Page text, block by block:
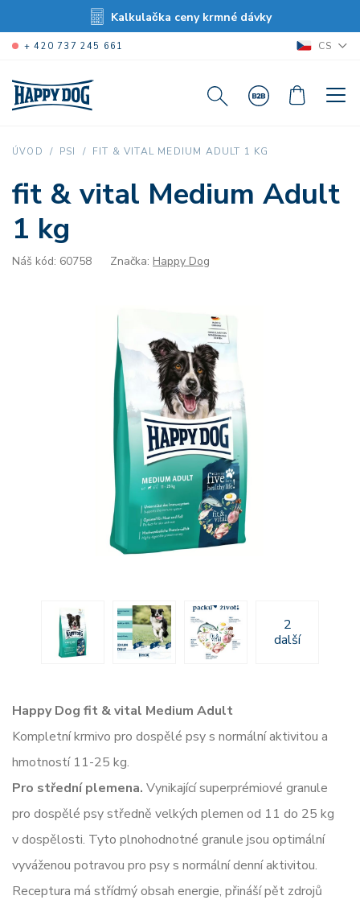
Kalkulačka ceny krmné dávky
+ 420 737 245 661 CS
ÚVOD PSI FIT & VITAL MEDIUM ADULT 1 KG
fit & vital Medium Adult
1 kg
Náš kód: 60758 Značka: Happy Dog
2
další
Happy Dog fit & vital Medium Adult
Kompletní krmivo pro dospělé psy s normální aktivitou a
hmotností 11-25 kg.
Pro střední plemena. Vynikající superprémiové granule
pro dospělé psy středně velkých plemen od 11 do 25 kg
v dospělosti. Tyto plnohodnotné granule jsou optimální
vyváženou potravou pro psy s normální denní aktivitou.
Receptura má střídmý obsah energie, přináší pět zdrojů